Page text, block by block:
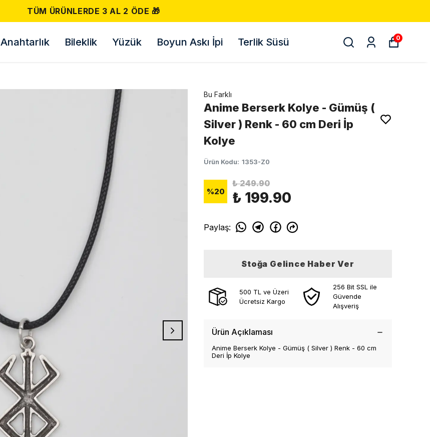
TÜM ÜRÜNLERDE 3 AL 2 ÖDE 🎁
Anahtarlık Bileklik Yüzük Boyun Askı İpi Terlik Süsü 0
Bu Farklı
Anime Berserk Kolye - Gümüş (
Silver ) Renk - 60 cm Deri İp
Kolye
Ürün Kodu: 1353-Z0
%20
₺ 249.90
₺ 199.90
Paylaş:
Stoğa Gelince Haber Ver
500 TL ve Üzeri
Ücretsiz Kargo
256 Bit SSL ile
Güvende
Alışveriş
Ürün Açıklaması
Anime Berserk Kolye - Gümüş ( Silver ) Renk - 60 cm
Deri İp Kolye